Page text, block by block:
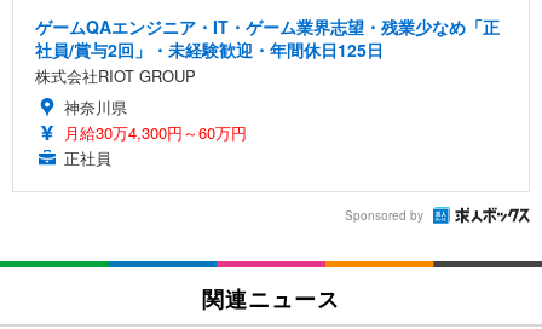
ゲームQAエンジニア・IT・ゲーム業界志望・残業少なめ「正
社員/賞与2回」・未経験歓迎・年間休日125日
株式会社RIOT GROUP
神奈川県
月給30万4,300円～60万円
正社員
Sponsored by
関連ニュース